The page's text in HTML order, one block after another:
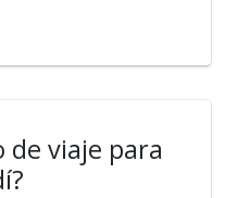
de viaje para